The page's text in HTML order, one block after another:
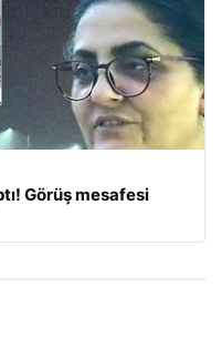
Görüş mesafesi